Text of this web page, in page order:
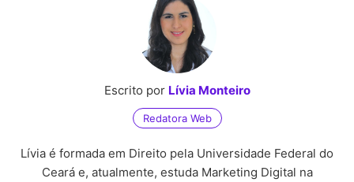
Escrito por Lívia Monteiro
Redatora Web
Lívia é formada em Direito pela Universidade Federal do
Ceará e, atualmente, estuda Marketing Digital na